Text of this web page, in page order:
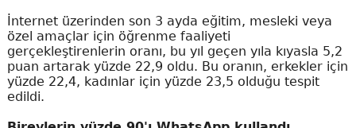
İnternet üzerinden son 3 ayda eğitim, mesleki veya
özel amaçlar için öğrenme faaliyeti
gerçekleştirenlerin oranı, bu yıl geçen yıla kıyasla 5,2
puan artarak yüzde 22,9 oldu. Bu oranın, erkekler için
yüzde 22,4, kadınlar için yüzde 23,5 olduğu tespit
edildi.